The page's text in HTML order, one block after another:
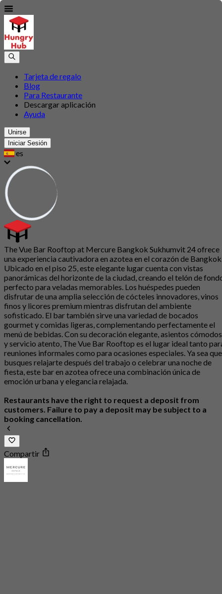
Tarjeta de regalo
Blog
Para Restaurante
Descargar aplicación
Ayuda
Unirse
Iniciar Sesión
es
The Vue Bar Rooftop at Mercure Bangkok Sukhumvit 24 ofrece
una experiencia cautivadora en azotea en el corazón de
Ubicado en el piso 25, este elegante lugar cuenta con vistas
panorámicas del horizonte de la ciudad, creando el telón de
perfecto para veladas memorables. Los huéspedes pueden
disfrutar de una amplia selección de cócteles innovadores, vinos
finos y licores premium mientras disfrutan del ambiente
sofisticado. El bar también sirve una variedad de bocados
gourmet y comidas ligeras, complementando perfectamente el
menú de bebidas. Con su decoración elegante, asientos cómodos
y servicio atento, The Vue Bar Rooftop es el lugar ideal tanto
reuniones informales como para ocasiones especiales. Ya sea que
busques relajarte después del trabajo o celebrar una noche de
fiesta, este bar en azotea ofrece una combinación única de
emoción urbana y elegancia relajada.
Restaurants have the right to request a deposit from
customers. Failure to pay a deposit may be subject to a
booking cancellation.
Compartir